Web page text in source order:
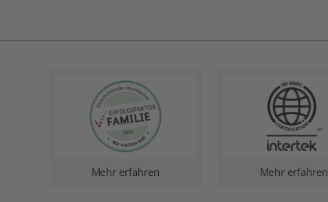
Mehr erfahren Mehr erfahren